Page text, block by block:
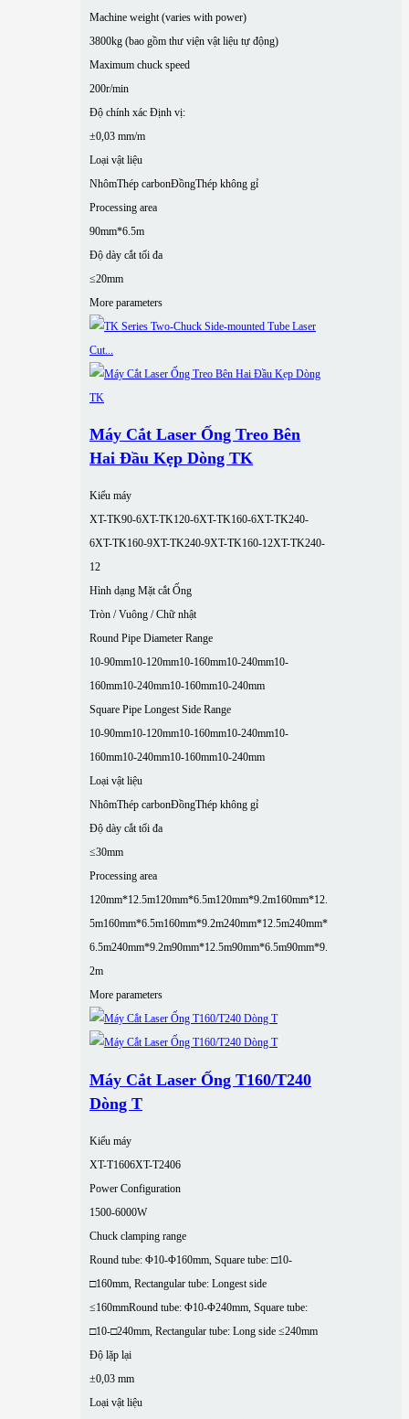
Machine weight (varies with power)
3800kg (bao gồm thư viện vật liệu tự động)
Maximum chuck speed
200r/min
Độ chính xác Định vị:
±0,03 mm/m
Loại vật liệu
NhômThép carbonĐồngThép không gỉ
Processing area
90mm*6.5m
Độ dày cắt tối đa
≤20mm
More parameters
Máy Cắt Laser Ống Treo Bên
Hai Đầu Kẹp Dòng TK
Kiểu máy
XT-TK90-6XT-TK120-6XT-TK160-6XT-TK240-
6XT-TK160-9XT-TK240-9XT-TK160-12XT-TK240-
12
Hình dạng Mặt cắt Ống
Tròn / Vuông / Chữ nhật
Round Pipe Diameter Range
10-90mm10-120mm10-160mm10-240mm10-
160mm10-240mm10-160mm10-240mm
Square Pipe Longest Side Range
10-90mm10-120mm10-160mm10-240mm10-
160mm10-240mm10-160mm10-240mm
Loại vật liệu
NhômThép carbonĐồngThép không gỉ
Độ dày cắt tối đa
≤30mm
Processing area
120mm*12.5m120mm*6.5m120mm*9.2m160mm*12.
5m160mm*6.5m160mm*9.2m240mm*12.5m240mm*
6.5m240mm*9.2m90mm*12.5m90mm*6.5m90mm*9.
2m
More parameters
Máy Cắt Laser Ống T160/T240
Dòng T
Kiểu máy
XT-T1606XT-T2406
Power Configuration
1500-6000W
Chuck clamping range
Round tube: Φ10-Φ160mm, Square tube: □10-
□160mm, Rectangular tube: Longest side
≤160mmRound tube: Φ10-Φ240mm, Square tube:
□10-□240mm, Rectangular tube: Long side ≤240mm
Độ lặp lại
±0,03 mm
Loại vật liệu